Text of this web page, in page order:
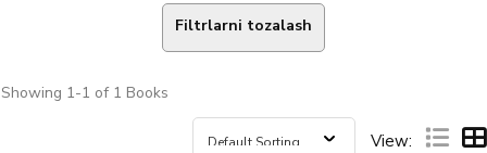
Filtrlarni tozalash
Showing 1-1 of 1 Books
View: